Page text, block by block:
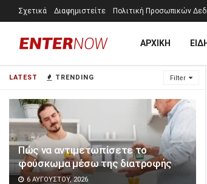
LATEST TRENDING Filter
Πώς να αντιμετωπίσετε το
φούσκωμα μέσω της διατροφής
6 ΑΥΓΟΎΣΤΟΥ, 2026
Σχετικά Διαφημιστείτε Πολιτική Προσωπικών
ΑΡΧΙΚΗ